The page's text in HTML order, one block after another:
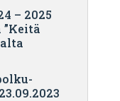
– 2025